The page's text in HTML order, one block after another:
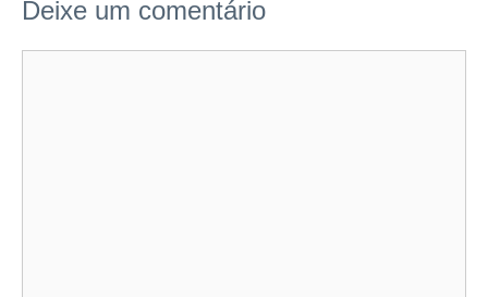
Deixe um comentário